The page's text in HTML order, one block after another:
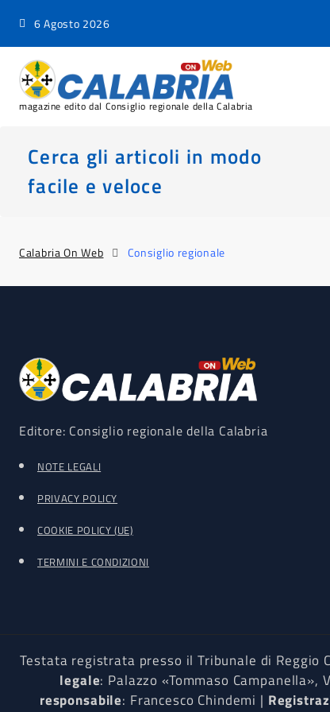
6 Agosto 2026
magazine edito dal Consiglio regionale della Calabria
Cerca gli articoli in modo
facile e veloce
Calabria On Web Consiglio regionale
Editore: Consiglio regionale della Calabria
NOTE LEGALI
PRIVACY POLICY
COOKIE POLICY (UE)
TERMINI E CONDIZIONI
Testata registrata presso il Tribunale di Reggio
legale: Palazzo «Tommaso
responsabile: Francesco Chindemi |